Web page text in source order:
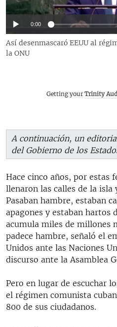
RADIO MARTÍ
ESPECIALES
ESPECIALES
KENTU-CUBANO
DESINFORMACIÓN RUSA EN
LA INVASIÓN DE RUSIA A
MULTIMEDIA
440p
0:00
Así desenmascaró EEUU al
la ONU
Getting yourTrinity
A continuación, un
del Gobierno de los
Hace cinco años, por estas
llenaron las calles de la
Pasaban hambre, estaban
apagones y estaban hartos
acumula miles de millones
padece hambre, señaló el
Unidos ante las Naciones
discurso ante la Asamblea
Pero en lugar de escuchar
el régimen comunista
800 de sus ciudadanos.